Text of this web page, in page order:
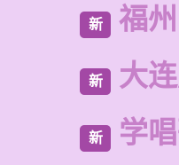
新 福
新 大
新 学